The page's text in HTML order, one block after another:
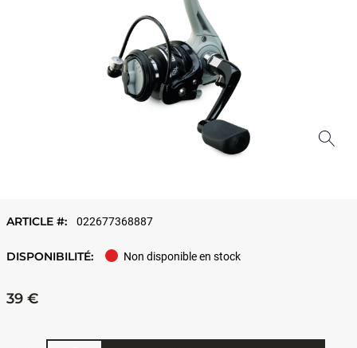
ARTICLE #: 022677368887
DISPONIBILITÉ: Non disponible en stock
39 €